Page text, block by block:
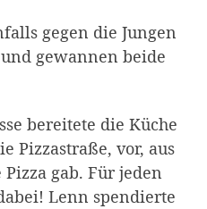
gegen die Jungen
gewannen beide
bereitete die Küche
Pizzastraße, vor, aus
gab. Für jeden
Lenn spendierte